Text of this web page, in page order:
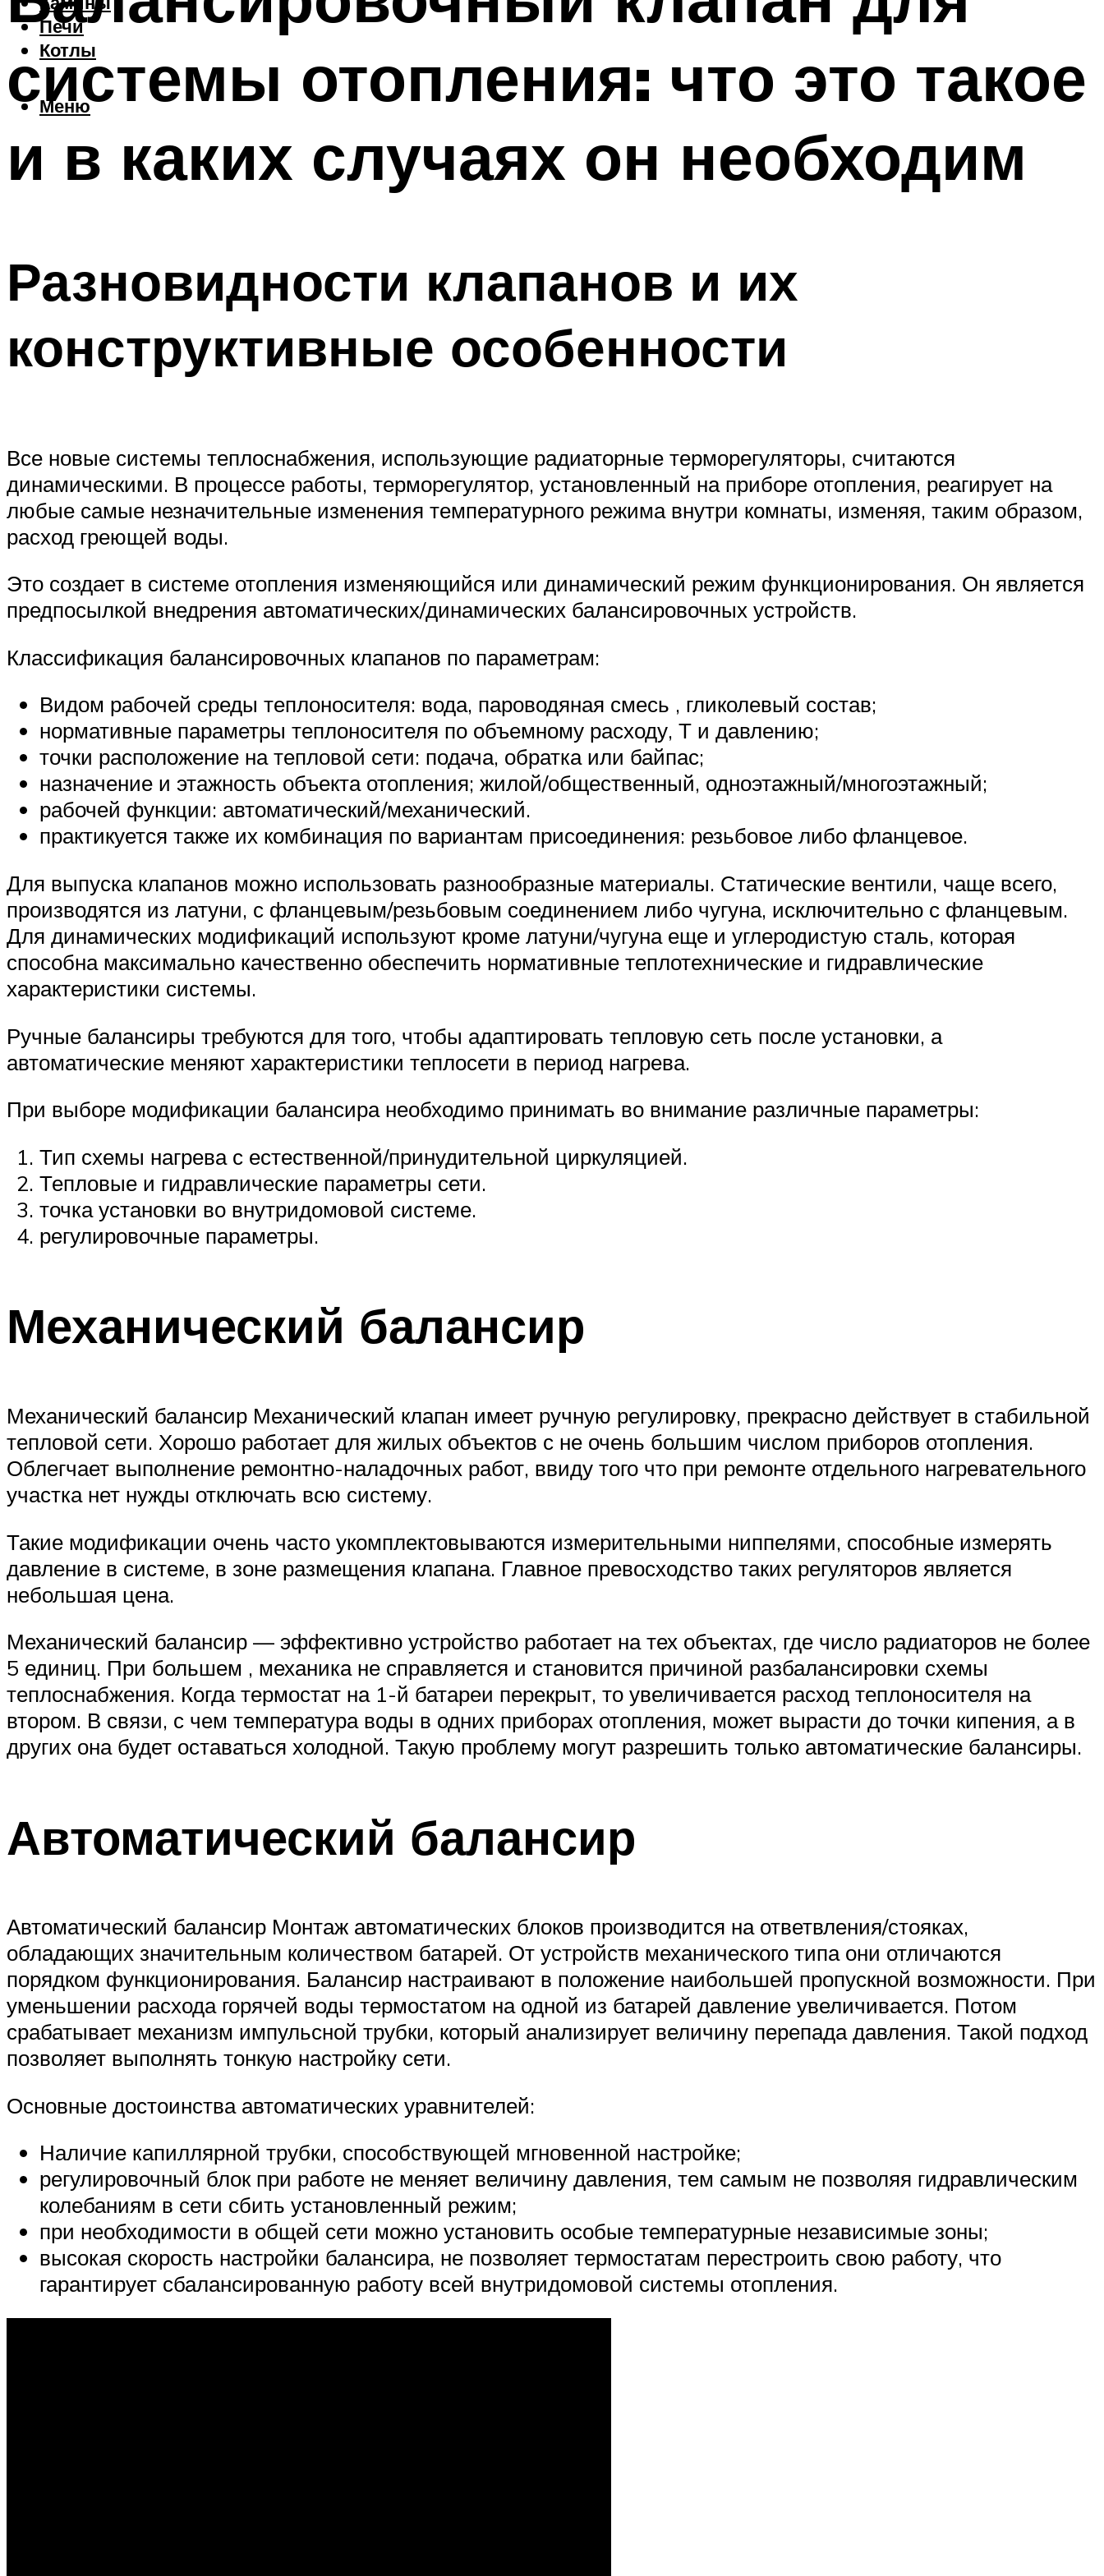
Печи
Котлы
Меню
системы отопления: что это такое
и в каких случаях он необходим
Разновидности клапанов и их
конструктивные особенности
Все новые системы теплоснабжения, использующие радиаторные терморегуляторы, считаются
динамическими. В процессе работы, терморегулятор, установленный на приборе отопления, реагирует на
любые самые незначительные изменения температурного режима внутри комнаты, изменяя, таким образом,
расход греющей воды.
Это создает в системе отопления изменяющийся или динамический режим функционирования. Он является
предпосылкой внедрения автоматических/динамических балансировочных устройств.
Классификация балансировочных клапанов по параметрам:
Видом рабочей среды теплоносителя: вода, пароводяная смесь , гликолевый состав;
нормативные параметры теплоносителя по объемному расходу, Т и давлению;
точки расположение на тепловой сети: подача, обратка или байпас;
назначение и этажность объекта отопления; жилой/общественный, одноэтажный/многоэтажный;
рабочей функции: автоматический/механический.
практикуется также их комбинация по вариантам присоединения: резьбовое либо фланцевое.
Для выпуска клапанов можно использовать разнообразные материалы. Статические вентили, чаще всего,
производятся из латуни, с фланцевым/резьбовым соединением либо чугуна, исключительно с фланцевым.
Для динамических модификаций используют кроме латуни/чугуна еще и углеродистую сталь, которая
способна максимально качественно обеспечить нормативные теплотехнические и гидравлические
характеристики системы.
Ручные балансиры требуются для того, чтобы адаптировать тепловую сеть после установки, а
автоматические меняют характеристики теплосети в период нагрева.
При выборе модификации балансира необходимо принимать во внимание различные параметры:
Тип схемы нагрева с естественной/принудительной циркуляцией.
Тепловые и гидравлические параметры сети.
точка установки во внутридомовой системе.
регулировочные параметры.
Механический балансир
Механический балансир Механический клапан имеет ручную регулировку, прекрасно действует в стабильной
тепловой сети. Хорошо работает для жилых объектов с не очень большим числом приборов отопления.
Облегчает выполнение ремонтно-наладочных работ, ввиду того что при ремонте отдельного нагревательного
участка нет нужды отключать всю систему.
Такие модификации очень часто укомплектовываются измерительными ниппелями, способные измерять
давление в системе, в зоне размещения клапана. Главное превосходство таких регуляторов является
небольшая цена.
Механический балансир — эффективно устройство работает на тех объектах, где число радиаторов не более
5 единиц. При большем , механика не справляется и становится причиной разбалансировки схемы
теплоснабжения. Когда термостат на 1-й батареи перекрыт, то увеличивается расход теплоносителя на
втором. В связи, с чем температура воды в одних приборах отопления, может вырасти до точки кипения, а в
других она будет оставаться холодной. Такую проблему могут разрешить только автоматические балансиры.
Автоматический балансир
Автоматический балансир Монтаж автоматических блоков производится на ответвления/стояках,
обладающих значительным количеством батарей. От устройств механического типа они отличаются
порядком функционирования. Балансир настраивают в положение наибольшей пропускной возможности. При
уменьшении расхода горячей воды термостатом на одной из батарей давление увеличивается. Потом
срабатывает механизм импульсной трубки, который анализирует величину перепада давления. Такой подход
позволяет выполнять тонкую настройку сети.
Основные достоинства автоматических уравнителей:
Наличие капиллярной трубки, способствующей мгновенной настройке;
регулировочный блок при работе не меняет величину давления, тем самым не позволяя гидравлическим
колебаниям в сети сбить установленный режим;
при необходимости в общей сети можно установить особые температурные независимые зоны;
высокая скорость настройки балансира, не позволяет термостатам перестроить свою работу, что
гарантирует сбалансированную работу всей внутридомовой системы отопления.